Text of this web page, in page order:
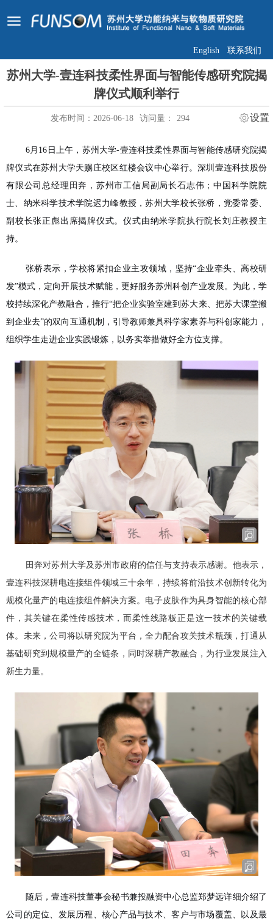
联系我们
English
苏州大学-壹连科技柔性界面与智能传感研究院揭
牌仪式顺利举行
发布时间：2026-06-18 访问量： 294 设置
6月16日上午，苏州大学-壹连科技柔性界面与智能传感研究院揭
牌仪式在苏州大学天赐庄校区红楼会议中心举行。深圳壹连科技股份
有限公司总经理田奔，苏州市工信局副局长石志伟；中国科学院院
士、纳米科学技术学院迟力峰教授，苏州大学校长张桥，党委常委、
副校长张正彪出席揭牌仪式。仪式由纳米学院执行院长刘庄教授主
持。
张桥表示，学校将紧扣企业主攻领域，坚持“企业牵头、高校研
发”模式，定向开展技术赋能，更好服务苏州科创产业发展。为此，学
校持续深化产教融合，推行“把企业实验室建到苏大来、把苏大课堂搬
到企业去”的双向互通机制，引导教师兼具科学家素养与科创家能力，
组织学生走进企业实践锻炼，以务实举措做好全方位支撑。
田奔对苏州大学及苏州市政府的信任与支持表示感谢。他表示，
壹连科技深耕电连接组件领域三十余年，持续将前沿技术创新转化为
规模化量产的电连接组件解决方案。电子皮肤作为具身智能的核心部
件，其关键在柔性传感技术，而柔性线路板正是这一技术的关键载
体。未来，公司将以研究院为平台，全力配合攻关技术瓶颈，打通从
基础研究到规模量产的全链条，同时深耕产教融合，为行业发展注入
新生力量。
随后，壹连科技董事会秘书兼投融资中心总监郑梦远详细介绍了
公司的定位、发展历程、核心产品与技术、客户与市场覆盖、以及最